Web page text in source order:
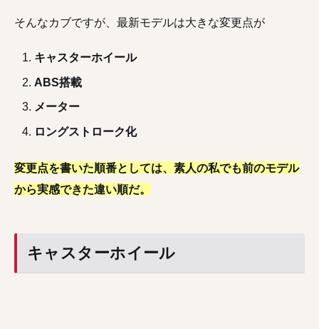
そんなカブですが、最新モデルは大きな変更点が
キャスターホイール
ABS搭載
メーター
ロングストローク化
変更点を書いた順番としては、素人の私でも前のモデル
から実感できた違い順だ。
キャスターホイール